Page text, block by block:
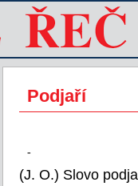
Podjaří
-
(J. O.) Slovo